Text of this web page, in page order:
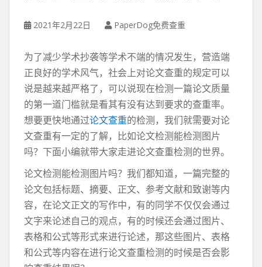
2021年2月22日 PaperDog免费查重
为了减少学术抄袭等学术不端的情况发生，营造端
正良好的学术风气，社会上对论文查重的规定可以
说是越来越严格了，可以说现在检测一篇论文质量
的第一道门槛就是看其有没有达到要求的查重率。
想要更快地通过论文查重的检测，我们就需要对论
文查重有一定的了解，比如论文检测能检测图片
吗？下面小编就带大家走进论文查重检测的世界。
论文检测能检测图片吗？我们都知道，一篇完整的
论文包括标题、摘要、正文、参考文献和致谢等内
容，在论文正文的写作中，有的同学不仅仅会通过
文字来论述自己的观点，有的时候还会通过图片、
表格和公式等形式来进行论述，那这些图片、表格
和公式等内容在进行论文查重检测的时候是否会影